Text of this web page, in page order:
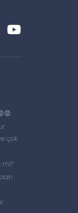
çok
mi?